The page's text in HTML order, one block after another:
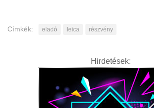
Címkék: eladó leica részvény
Hirdetések: